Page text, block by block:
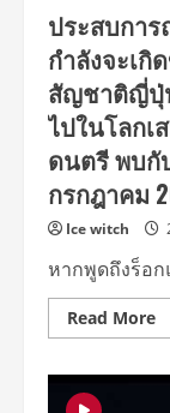
ตี
ยิ่
ใ
ย
ถึง
ปี
ประสบกา
กำลังจะเ
สัญชาติญี่ปุ่
ไปในโลกเ
ดนตรี พบกับ
กรกฎาคม
Ice witch
หากพูดถึงร็อ
Read More